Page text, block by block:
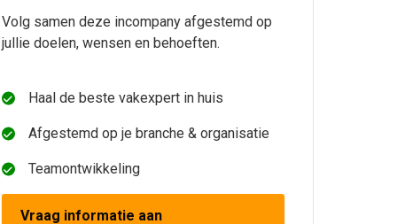
Volg samen deze incompany afgestemd op
jullie doelen, wensen en behoeften.
Vraag informatie aan
Haal de beste vakexpert in huis
Afgestemd op je branche & organisatie
Teamontwikkeling